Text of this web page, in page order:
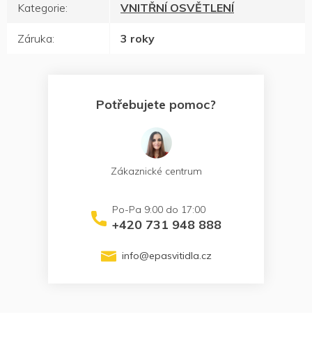
Kategorie: VNITŘNÍ OSVĚTLENÍ
Záruka: 3 roky
Potřebujete pomoc?
Zákaznické centrum
+420 731 948 888
info@epasvitidla.cz